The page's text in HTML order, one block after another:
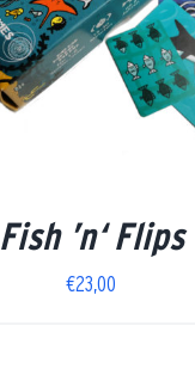
Fish ’n‘ Flips
€23,00